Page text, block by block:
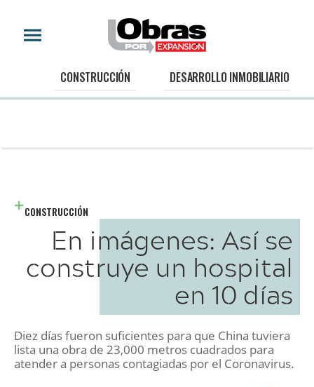
CONSTRUCCIÓN DESARROLLO INMOBILIARIO
CONSTRUCCIÓN
En imágenes: Así se
construye un hospital
en 10 días
Diez días fueron suficientes para que China tuviera
lista una obra de 23,000 metros cuadrados para
atender a personas contagiadas por el Coronavirus.